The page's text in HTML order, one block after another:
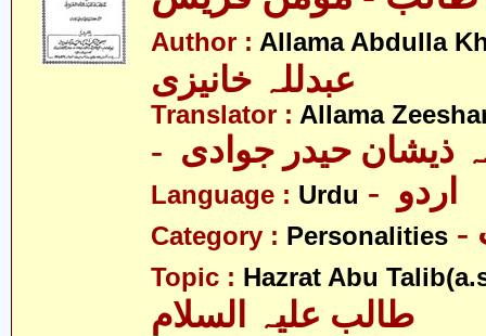
Author : Allama Abdulla
Translator : Allama
ذیشان حیدر جوادی
Language : Urdu
Category : Personalities
Topic : Hazrat Abu
طالب علیہ السلام